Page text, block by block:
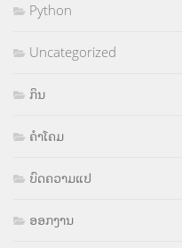
Python
Uncategorized
ກິນ
ຄຳໂຄມ
ບົດຄວາມແປ
ອອກງານ